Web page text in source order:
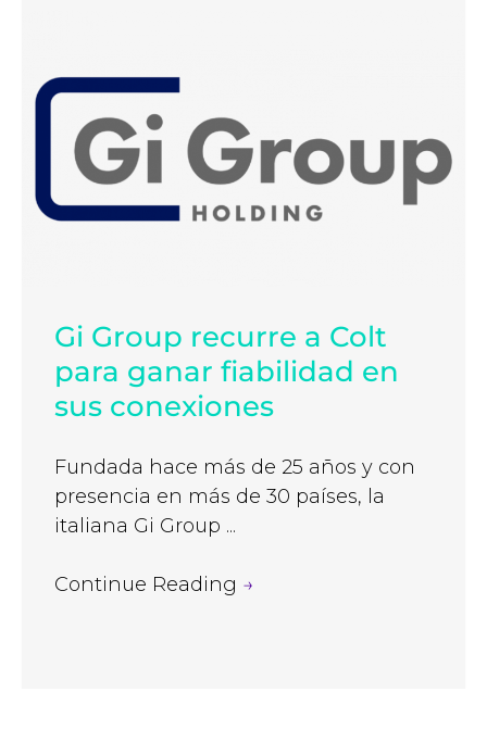
Gi Group recurre a Colt
para ganar fiabilidad en
sus conexiones
Fundada hace más de 25 años y con
presencia en más de 30 países, la
italiana Gi Group ...
Continue Reading →